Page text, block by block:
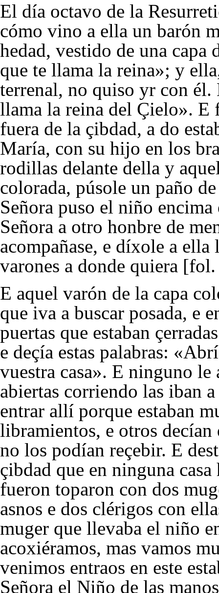
El día octavo de la
cómo vino a ella un barón
hedad, vestido de una capa
que te llama la reina»; y
terrenal, no quiso yr con
llama la reina del Çielo». E
fuera de la çibdad, a do
María, con su hijo en los
rodillas delante della y
colorada, púsole un paño
Señora puso el niño
Señora a otro honbre de
acompañase, e díxole a
varones a donde quiera
E aquel varón de la capa
que iva a buscar posada, e
puertas que estaban
e deçía estas palabras:
vuestra casa». E ninguno le
abiertas corriendo las iban
entrar allí porque estaban
libramientos, e otros decían
no los podían reçebir. E
çibdad que en ninguna
fueron toparon con dos
asnos e dos clérigos con
muger que llevaba el niño
acoxiéramos, mas vamos
venimos entraos en este
Señora el Niño de las